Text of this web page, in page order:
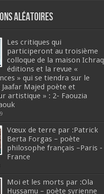
aléatoires
Les critiques qui
participeront au troisième
colloque de la maison Ichraq
éditions et la revue «
» qui se tiendra sur le
Majed poète et
artistique » : 2- Faouzia
Vœux de terre par :Patrick
Berta Forgas – poète
philosophe français –Paris -
France
Moi et les morts par :Ola
Hussamu – poète syrienne